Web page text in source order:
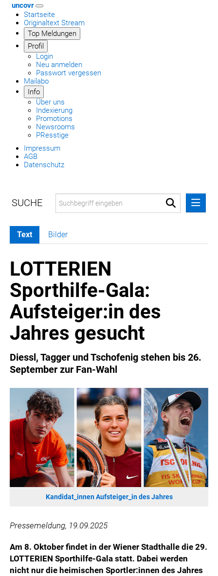
uncovr
Startseite
Originaltext Stream
Top Meldungen
Profil
Login
Neu anmelden
Passwort vergessen
Mailabo
Info
Über uns
Indexierung
Promotions
Newsrooms
PResstige
Impressum
AGB
Datenschutz
MELDUNGEN
COCA-COLA
COCA-COLA HBC ÖSTERREICH
RÖMERQUELLE
ÖSTERREICHISCHE SPORTHILFE
KESCH
BARFLY'S CLUB
SPORTS MEDIA AUSTRIA
CULINARIUS
VIER HOCH VIER
ALFIES
HANNERSBERG
WILHELM-EXNER-MEDAILLEN STIFTUNG
ADMIRAL SPORTWETTEN
EWP RECYCLING PFAND ÖSTERREICH
ANNEMARIE CHARITY
IMPERIAL MARKETS
SPECIAL OLYMPICS ÖSTERREICH
MEDIA
LOGOS
Text Bilder
LOTTERIEN
Sporthilfe-Gala:
Aufsteiger:in des
Jahres gesucht
Diessl, Tagger und Tschofenig stehen bis 26.
September zur Fan-Wahl
Kandidat_innen Aufsteiger_in des Jahres
Pressemeldung, 19.09.2025
Am 8. Oktober findet in der Wiener Stadthalle die 29.
LOTTERIEN Sporthilfe-Gala statt. Dabei werden
nicht nur die heimischen Sportler:innen des Jahres